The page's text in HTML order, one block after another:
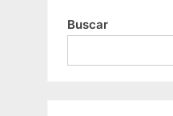
Buscar